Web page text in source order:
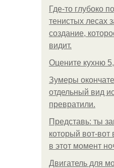
Где-то глубоко
тенистых лесах
создание,
видит.
Оцените кухню
Зумеры
отдельный вид
превратили.
Представь: ты
который вот-вот
в этот момент
Двигатель для